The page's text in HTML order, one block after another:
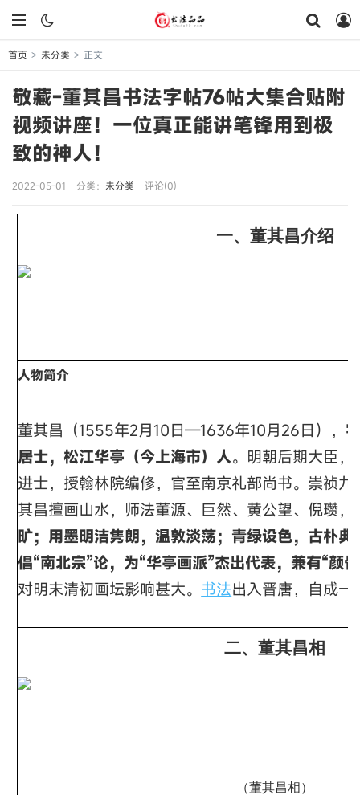
首页 > 未分类 > 正文
敬藏-董其昌书法字帖76帖大集合贴附
视频讲座！一位真正能讲笔锋用到极
致的神人！
2022-05-01 分类： 未分类 评论(0)
一、董其昌介绍
人物简介
董其昌（1555年2月10日—1636年10月26日），
居士，松江华亭 （今上海市）人。明朝后期大臣，
进士，授翰林院编修，官至南京礼部尚书。崇祯九
其昌擅画山水，师法董源、 巨然、 黄公望、 倪瓒，
旷；用墨明洁隽朗，温敦淡荡；青绿设色，古朴
倡“南北宗”论，为“华亭画派”杰出代表，兼有“颜
对明末清初画坛影响甚大。 书法出入晋唐，自成一
二、董其昌相
（董其昌相）